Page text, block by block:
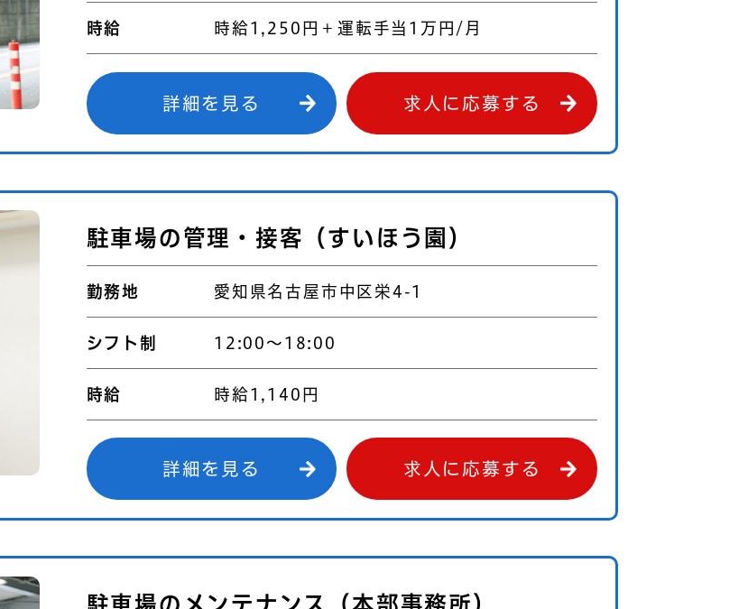
時給 時給1,250円＋運転手当1万円/月
詳細を見る 求人に応募する
駐車場の管理・接客（すいほう園）
勤務地 愛知県名古屋市中区栄4-1
シフト制 12:00～18:00
時給 時給1,140円
詳細を見る 求人に応募する
駐車場のメンテナンス（本部事務所）